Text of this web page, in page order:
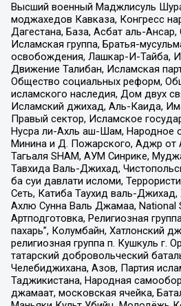
Высший военный Маджлисуль
моджахедов Кавказа, Конгресс
Дагестана, База, Асбат аль-
Исламская группа, Братья-
освобождения, Лашкар-И-Тайба,
Движение Талибан, Исламская
Общество социальных реформ,
исламского наследия, Дом двух
Исламский джихад, Аль-Каида,
Правый сектор, Исламское
Нусра ли-Ахль аш-Шам, Народное
Минина и Д. Пожарского, Аджр от
Тагьаля SHAM, АУМ Синрике,
Тавхида Валь-Джихад,
ба суи давлати исломи,
Сеть, Катиба Таухид валь-
Ахлю Сунна Валь Джамаа, National
Артподготовка, Религиозная
пахарь”, Колумбайн, Хатлонский
религиозная группа п. Кушкуль г.
татарский добровольческий
Челебиджихана, Азов, Партия
Таджикистана, Народная
джамаат, московская ячейка,